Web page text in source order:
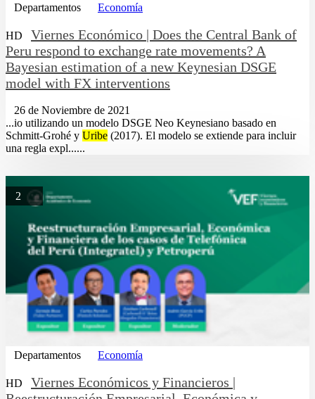
Departamentos Economía
HD
Viernes Económico | Does the Central Bank of
Peru respond to exchange rate movements? A
Bayesian estimation of a new Keynesian DSGE
model with FX interventions
26 de Noviembre de 2021
...io utilizando un modelo DSGE Neo Keynesiano basado en
Schmitt-Grohé y Uribe (2017). El modelo se extiende para incluir
una regla expl......
2
Departamentos Economía
HD
Viernes Económicos y Financieros |